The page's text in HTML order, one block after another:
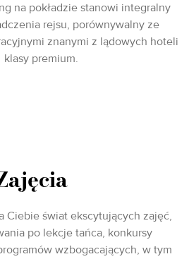
na pokładzie stanowi integralny
rejsu, porównywalny ze
znanymi z lądowych hoteli
klasy premium.
Ciebie świat ekscytujących zajęć,
po lekcje tańca, konkursy
wzbogacających, w tym